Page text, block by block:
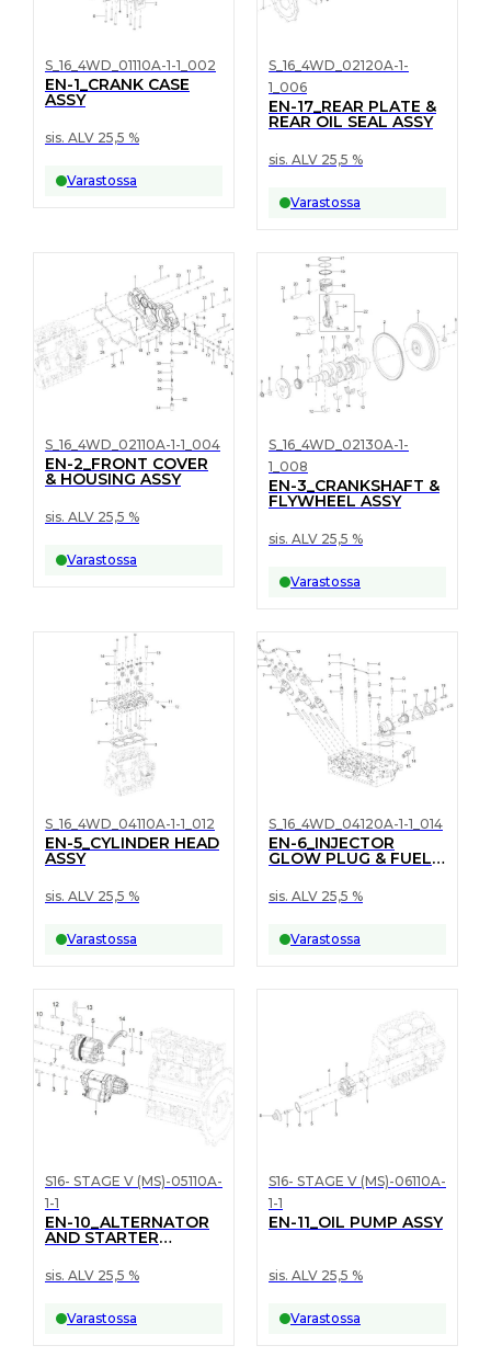
S_16_4WD_01110A-1-1_002
EN-1_CRANK CASE
ASSY
sis. ALV 25,5 %
Varastossa
S_16_4WD_02120A-1-
1_006
EN-17_REAR PLATE &
REAR OIL SEAL ASSY
sis. ALV 25,5 %
Varastossa
S_16_4WD_02110A-1-1_004
EN-2_FRONT COVER
& HOUSING ASSY
sis. ALV 25,5 %
Varastossa
S_16_4WD_02130A-1-
1_008
EN-3_CRANKSHAFT &
FLYWHEEL ASSY
sis. ALV 25,5 %
Varastossa
S_16_4WD_04110A-1-1_012
EN-5_CYLINDER HEAD
ASSY
sis. ALV 25,5 %
Varastossa
S_16_4WD_04120A-1-1_014
EN-6_INJECTOR
GLOW PLUG & FUEL
sis. ALV 25,5 %
Varastossa
S16- STAGE V (MS)-05110A-
1-1
EN-10_ALTERNATOR
AND STARTER
sis. ALV 25,5 %
Varastossa
S16- STAGE V (MS)-06110A-
1-1
EN-11_OIL PUMP ASSY
sis. ALV 25,5 %
Varastossa